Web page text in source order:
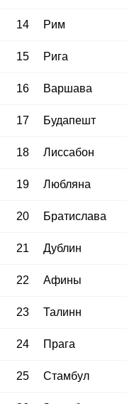
14 Рим
15 Рига
16 Варшава
17 Будапешт
18 Лиссабон
19 Любляна
20 Братислава
21 Дублин
22 Афины
23 Талинн
24 Прага
25 Стамбул